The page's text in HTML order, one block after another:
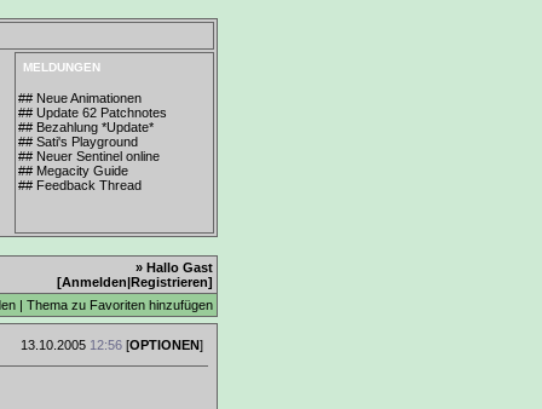
MELDUNGEN
## Neue Animationen
## Update 62 Patchnotes
## Bezahlung *Update*
## Sati's Playground
## Neuer Sentinel online
## Megacity Guide
## Feedback Thread
» Hallo Gast
[Anmelden|Registrieren]
| Thema zu Favoriten hinzufügen
13.10.2005 12:56 [OPTIONEN]